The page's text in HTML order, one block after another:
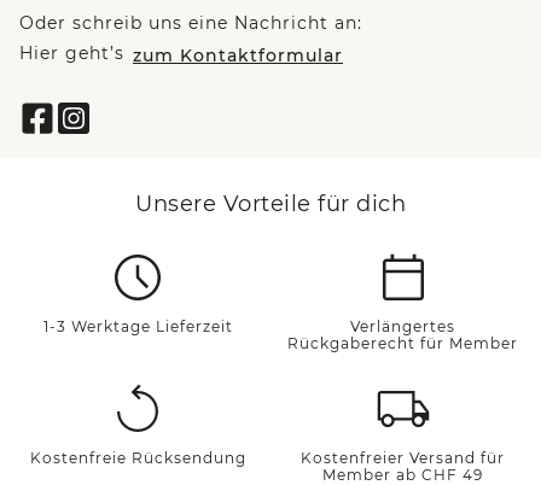
Oder schreib uns eine Nachricht an:
Hier geht’s zum Kontaktformular
Unsere Vorteile für dich
1-3 Werktage Lieferzeit
Verlängertes
Rückgaberecht für Member
Kostenfreie Rücksendung
Kostenfreier Versand für
Member ab CHF 49